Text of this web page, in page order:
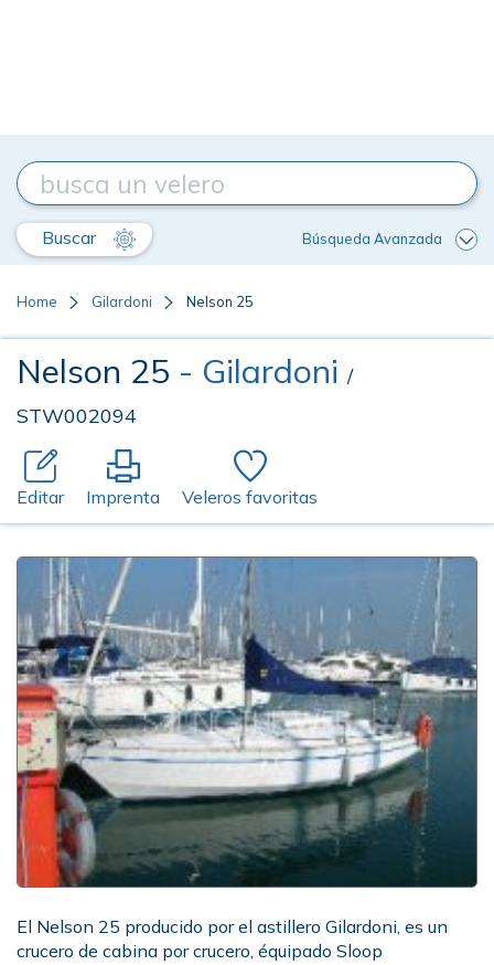
Buscar Búsqueda Avanzada
Home Gilardoni Nelson 25
Nelson 25 - Gilardoni /
STW002094
Editar Imprenta Veleros favoritas
El Nelson 25 producido por el astillero Gilardoni, es un
crucero de cabina por crucero, équipado Sloop